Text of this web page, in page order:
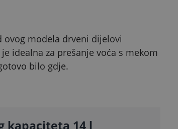
ovog modela drveni dijelovi
idealna za prešanje voća s mekom
bilo gdje.
kapaciteta 14 l